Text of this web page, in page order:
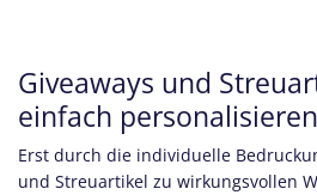
Giveaways und
einfach personalisieren
Erst durch die individuelle
und Streuartikel zu wirkungsvollen